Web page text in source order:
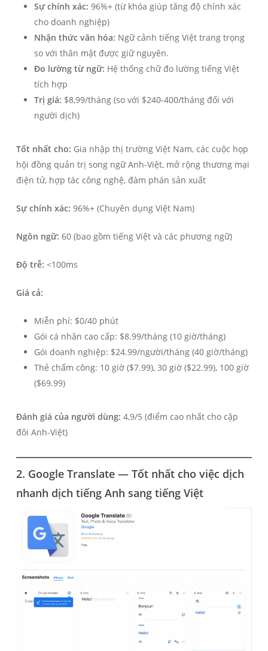
Sự chính xác: 96%+ (từ khóa giúp tăng độ chính xác
cho doanh nghiệp)
Nhận thức văn hóa: Ngữ cảnh tiếng Việt trang trọng
so với thân mật được giữ nguyên.
Đo lường từ ngữ: Hệ thống chữ đo lường tiếng Việt
tích hợp
Trị giá: $8,99/tháng (so với $240-400/tháng đối với
người dịch)
Tốt nhất cho: Gia nhập thị trường Việt Nam, các cuộc họp
hội đồng quản trị song ngữ Anh-Việt, mở rộng thương mại
điện tử, hợp tác công nghệ, đàm phán sản xuất
Sự chính xác: 96%+ (Chuyên dụng Việt Nam)
Ngôn ngữ: 60 (bao gồm tiếng Việt và các phương ngữ)
Độ trễ: <100ms
Giá cả:
Miễn phí: $0/40 phút
Gói cá nhân cao cấp: $8.99/tháng (10 giờ/tháng)
Gói doanh nghiệp: $24.99/người/tháng (40 giờ/tháng)
Thẻ chấm công: 10 giờ ($7.99), 30 giờ ($22.99), 100 giờ
($69.99)
Đánh giá của người dùng: 4,9/5 (điểm cao nhất cho cặp
đôi Anh-Việt)
2. Google Translate — Tốt nhất cho việc dịch
nhanh dịch tiếng Anh sang tiếng Việt